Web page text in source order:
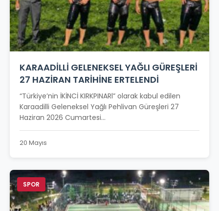
KARAADİLLİ GELENEKSEL YAĞLI GÜREŞLERİ
27 HAZİRAN TARİHİNE ERTELENDİ
“Türkiye’nin İKİNCİ KIRKPINARl” olarak kabul edilen
Karaadilli Geleneksel Yağlı Pehlivan Güreşleri 27
Haziran 2026 Cumartesi...
20 Mayıs
SPOR